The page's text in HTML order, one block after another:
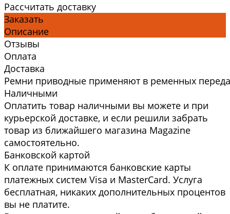
Рассчитать доставку
Заказать
Описание
Отзывы
Оплата
Доставка
Ремни приводные применяют в ременных
Наличными
Оплатить товар наличными вы можете и при
курьерской доставке, и если решили забрать
товар из ближайшего магазина Magazine
самоcтоятельно.
Банковской картой
К оплате принимаются банковские карты
платежных систем Visa и MasterCard. Услуга
бесплатная, никаких дополнительных процентов
вы не платите.